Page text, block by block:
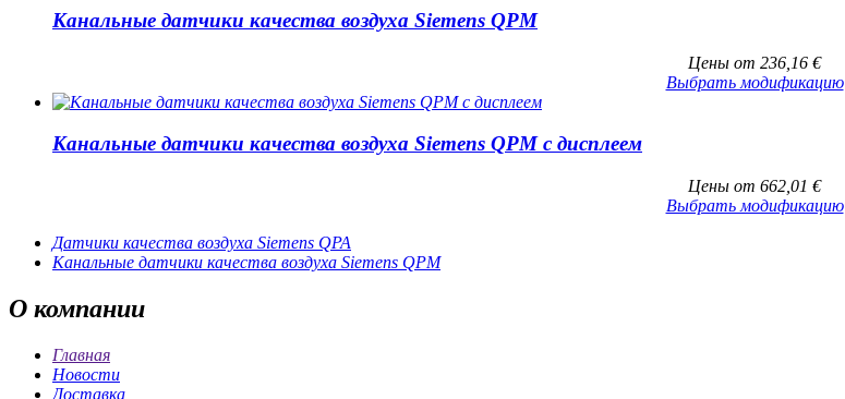
Канальные датчики качества воздуха Siemens QPM
Цены от 236,16 €
Выбрать модификацию
Канальные датчики качества воздуха Siemens QPM с дисплеем
Цены от 662,01 €
Выбрать модификацию
Датчики качества воздуха Siemens QPA
Канальные датчики качества воздуха Siemens QPM
О компании
Главная
Новости
Доставка